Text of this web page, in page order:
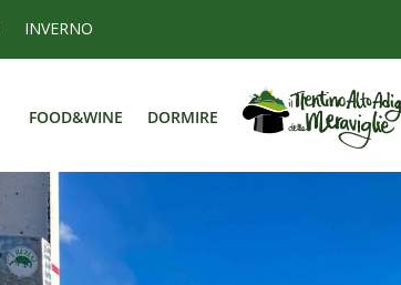
INVERNO
FOOD&WINE DORMIRE